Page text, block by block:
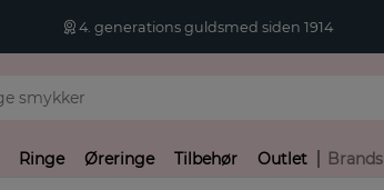
4. generations guldsmed siden 1914
Ringe Øreringe Tilbehør Outlet Brands